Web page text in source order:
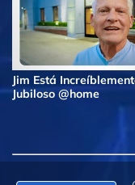
Jim Está
Jubiloso @home